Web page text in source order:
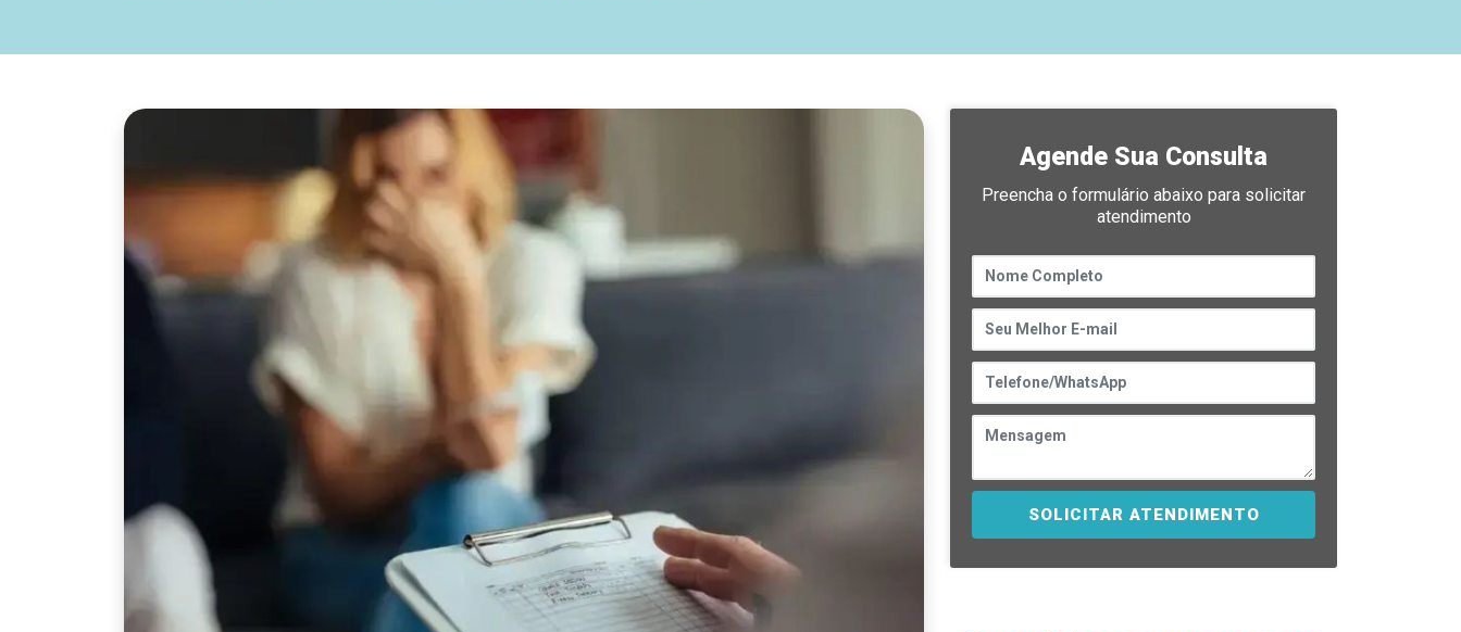
Agende Sua Consulta
Preencha o formulário abaixo para solicitar
atendimento
SOLICITAR ATENDIMENTO